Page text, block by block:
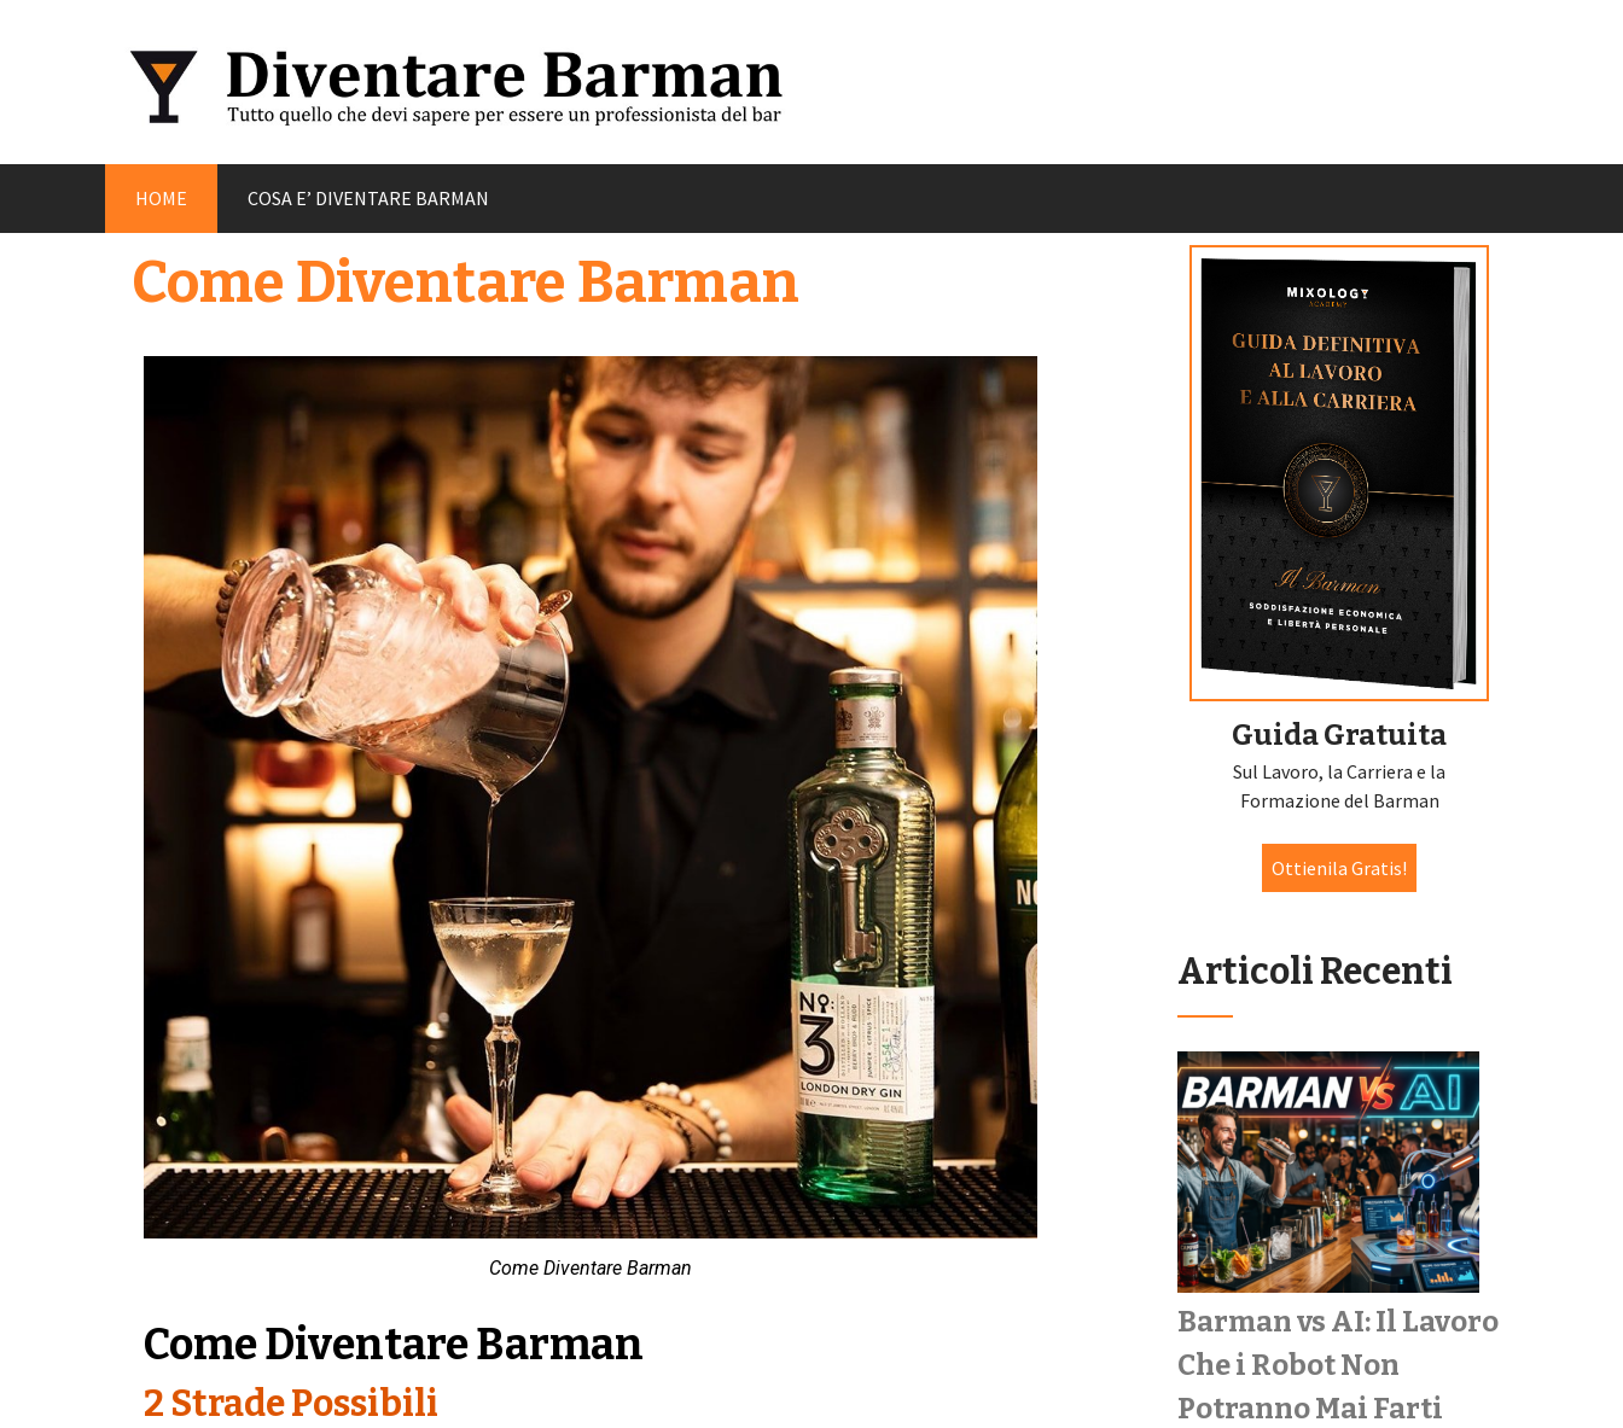
HOME COSA E’ DIVENTARE BARMAN
Come Diventare Barman
Come Diventare Barman
Come Diventare Barman
2 Strade Possibili
Guida Gratuita
Sul Lavoro, la Carriera e la
Formazione del Barman
Ottienila Gratis!
Articoli Recenti
Barman vs AI: Il Lavoro
Che i Robot Non
Potranno Mai Farti